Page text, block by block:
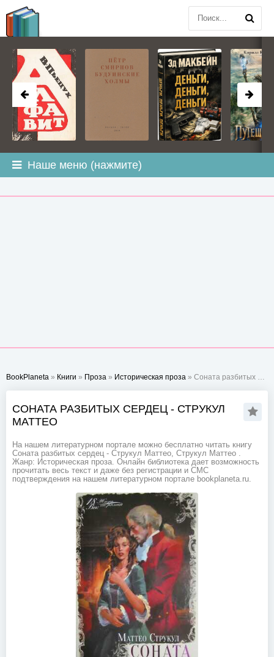
Наше меню (нажмите)
BookPlaneta » Книги » Проза » Историческая проза » Соната разбитых сердец - Струкул Маттео
СОНАТА РАЗБИТЫХ СЕРДЕЦ - СТРУКУЛ
МАТТЕО
На нашем литературном портале можно бесплатно читать книгу
Соната разбитых сердец - Струкул Маттео, Струкул Маттео .
Жанр: Историческая проза. Онлайн библиотека дает возможность
прочитать весь текст и даже без регистрации и СМС
подтверждения на нашем литературном портале bookplaneta.ru.
BOOKPLANETA.COM